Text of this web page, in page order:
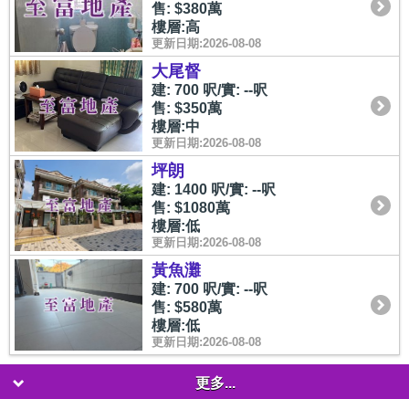
售: $380萬
樓層:高
更新日期:2026-08-08
大尾督
建: 700 呎/實: --呎
售: $350萬
樓層:中
更新日期:2026-08-08
坪朗
建: 1400 呎/實: --呎
售: $1080萬
樓層:低
更新日期:2026-08-08
黃魚灘
建: 700 呎/實: --呎
售: $580萬
樓層:低
更新日期:2026-08-08
更多...